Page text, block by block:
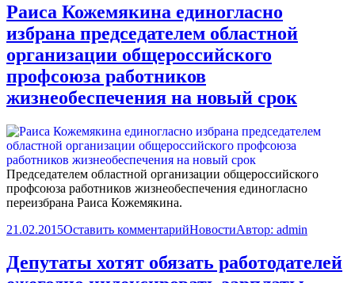
Раиса Кожемякина единогласно
избрана председателем областной
организации общероссийского
профсоюза работников
жизнеобеспечения на новый срок
Председателем областной организации общероссийского
профсоюза работников жизнеобеспечения единогласно
переизбрана Раиса Кожемякина.
21.02.2015Оставить комментарийНовостиАвтор: admin
Депутаты хотят обязать работодателей